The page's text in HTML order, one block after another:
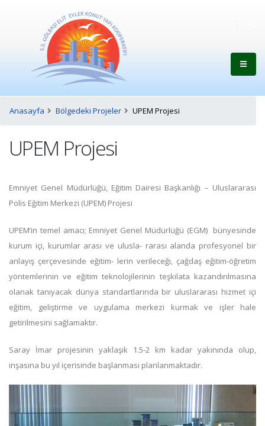
Anasayfa Bölgedeki Projeler UPEM Projesi
UPEM Projesi
Emniyet Genel Müdürlüğü, Eğitim Dairesi Başkanlığı – Uluslararası
Polis Eğitim Merkezi (UPEM) Projesi
UPEM’in temel amacı; Emniyet Genel Müdürlüğü (EGM) bünyesinde
kurum içi, kurumlar arası ve ulusla- rarası alanda profesyonel bir
anlayış çerçevesinde eğitim- lerin verileceği, çağdaş eğitim-öğretim
yöntemlerinin ve eğitim teknolojilerinin teşkilata kazandırılmasına
olanak tanıyacak dünya standartlarında bir uluslararası hizmet içi
eğitim, geliştirme ve uygulama merkezi kurmak ve işler hale
getirilmesini sağlamaktır.
Saray İmar projesinin yaklaşık 1.5-2 km kadar yakınında olup,
inşasına bu yıl içerisinde başlanması planlanmaktadır.